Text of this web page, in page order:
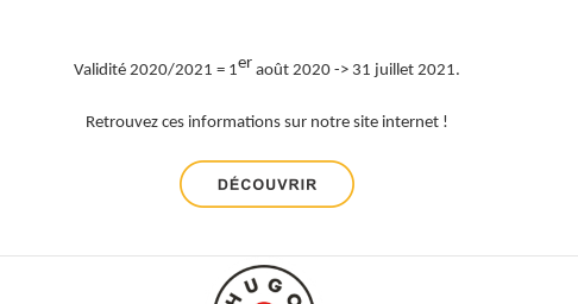
Validité 2020/2021 = 1er août 2020 -> 31 juillet 2021.
Retrouvez ces informations sur notre site internet !